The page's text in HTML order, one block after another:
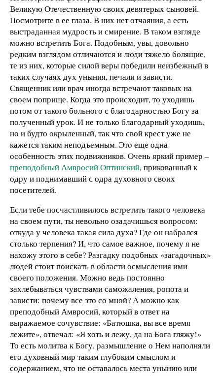
Великую Отечественную своих девятерых сыновей.
Посмотрите в ее глаза. В них нет отчаяния, а есть
выстраданная мудрость и смирение. В таком взгляде
можно встретить Бога. Подобным, увы, довольно
редким взглядом отличаются и люди тяжело болящие,
те из них, которые силой веры победили неизбежный в
таких случаях дух уныния, печали и зависти.
Священник или врач иногда встречают таковых на
своем поприще. Когда это происходит, то уходишь
потом от такого больного с благодарностью Богу за
полученный урок. И не только благодарный уходишь,
но и будто окрыленный, так что свой крест уже не
кажется таким неподъемным. Это еще одна
особенность этих подвижников. Очень яркий пример –
преподобный Амвросий Оптинский, прикованный к
одру и поднимавший с одра духовного своих
посетителей.
Если тебе посчастливилось встретить такого человека
на своем пути, ты невольно озадачишься вопросом:
откуда у человека такая сила духа? Где он набрался
столько терпения? И, что самое важное, почему я не
нахожу этого в себе? Разгадку подобных «загадочных»
людей стоит поискать в области осмысления ими
своего положения. Можно ведь постоянно
захлебываться чувствами саможаления, ропота и
зависти: почему все это со мной? А можно как
преподобный Амвросий, который в ответ на
выражаемое сочувствие: «Батюшка, вы все время
лежите», отвечал: «Я хоть и лежу, да на Бога гляжу!»
То есть молитва к Богу, размышление о Нем наполняли
его духовный мир таким глубоким смыслом и
содержанием, что не оставалось места унынию или